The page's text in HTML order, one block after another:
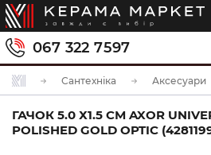
067 322 7597
Сантехніка Аксесуари
ГАЧОК 5.0 Х1.5 СМ AXOR
POLISHED GOLD OPTIC